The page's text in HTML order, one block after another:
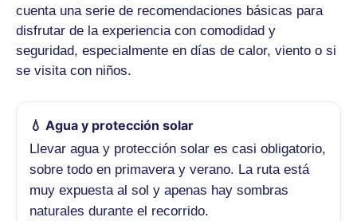
cuenta una serie de recomendaciones básicas para
disfrutar de la experiencia con comodidad y
seguridad, especialmente en días de calor, viento o si
se visita con niños.
💧 Agua y protección solar
Llevar agua y protección solar es casi obligatorio,
sobre todo en primavera y verano. La ruta está
muy expuesta al sol y apenas hay sombras
naturales durante el recorrido.